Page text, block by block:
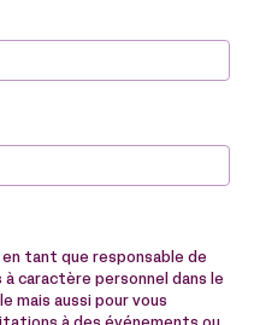
en tant que responsable de
caractère personnel dans le
mais aussi pour vous